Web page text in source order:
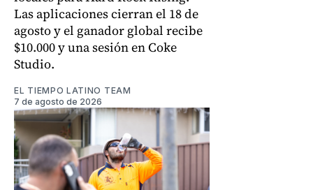
Las aplicaciones cierran el 18 de
agosto y el ganador global recibe
$10.000 y una sesión en Coke
Studio.
EL TIEMPO LATINO TEAM
7 de agosto de 2026